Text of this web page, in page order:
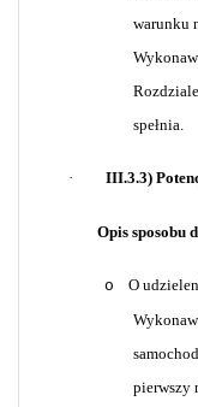
warunku
spełnia.
· III.3.3)
Opis sposobu
o
O
pierwszy